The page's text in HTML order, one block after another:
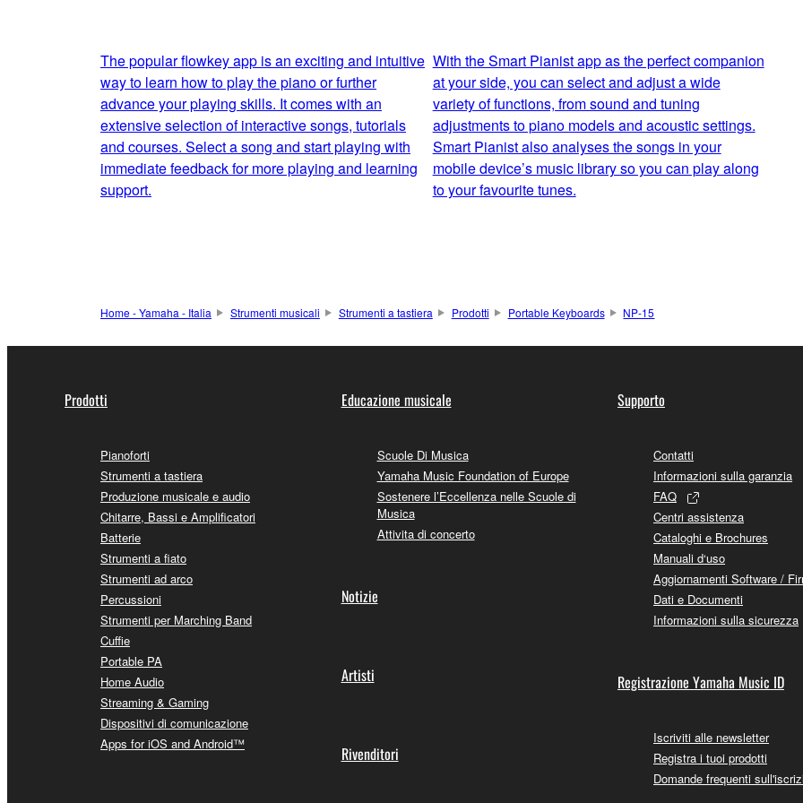
The popular flowkey app is an exciting and intuitive
way to learn how to play the piano or further
advance your playing skills. It comes with an
extensive selection of interactive songs, tutorials
and courses. Select a song and start playing with
immediate feedback for more playing and learning
support.
With the Smart Pianist app as the perfect companion
at your side, you can select and adjust a wide
variety of functions, from sound and tuning
adjustments to piano models and acoustic settings.
Smart Pianist also analyses the songs in your
mobile device’s music library so you can play along
to your favourite tunes.
Home - Yamaha - Italia Strumenti musicali Strumenti a tastiera Prodotti Portable Keyboards NP-15
Prodotti
Pianoforti
Strumenti a tastiera
Produzione musicale e audio
Chitarre, Bassi e Amplificatori
Batterie
Strumenti a fiato
Strumenti ad arco
Percussioni
Strumenti per Marching Band
Cuffie
Portable PA
Home Audio
Streaming & Gaming
Dispositivi di comunicazione
Apps for iOS and Android™
Educazione musicale
Scuole Di Musica
Yamaha Music Foundation of Europe
Sostenere l’Eccellenza nelle Scuole di
Musica
Attivita di concerto
Notizie
Artisti
Rivenditori
Supporto
Contatti
Informazioni sulla garanzia
FAQ
Centri assistenza
Cataloghi e Brochures
Manuali d‘uso
Aggiornamenti Software /
Dati e Documenti
Informazioni sulla sicurezza
Registrazione Yamaha Music ID
Iscriviti alle newsletter
Registra i tuoi prodotti
Domande frequenti